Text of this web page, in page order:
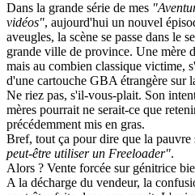
Dans la grande série de mes
vidéos", aujourd'hui un nouvel
aveugles, la scène se passe dans le
grande ville de province. Une mère
mais au combien classique victime,
d'une cartouche GBA étrangère sur
Ne riez pas, s'il-vous-plait. Son
mères pourrait ne serait-ce que
précédemment mis en gras.
Bref, tout ça pour dire que la pauvre
peut-être utiliser un Freeloader".
Alors ? Vente forcée sur génitrice
A la décharge du vendeur, la